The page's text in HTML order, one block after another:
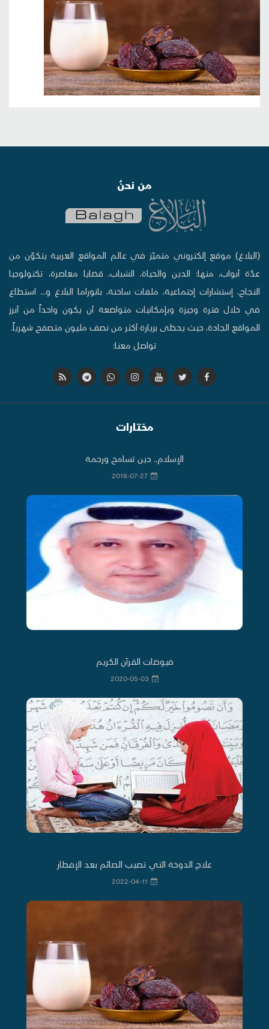
من نحنُ
(البلاغ) موقع إلكتروني متميّز في عالم المواقع العربية يتكوّن من
عدّة أبواب، منها: الدين والحياة، الشباب، قضايا معاصرة، تكنولوجيا
النجاح، إستشارات إجتماعية، ملفات ساخنة، بانوراما البلاغ و... استطاع
في خلال فترة وجيزة وبإمكانيات متواضعة أن يكون واحداً من أبرز
المواقع الجادة، حيث يحظى بزيارة أكثر من نصف مليون متصفح شهرياً.
تواصل معنا:
مختارات
الإسلام.. دين تسامح ورحمة
2018-07-27
فيوضات القرآن الكريم
2020-05-03
علاج الدوخة التي تصيب الصائم بعد الإفطار
2022-04-11